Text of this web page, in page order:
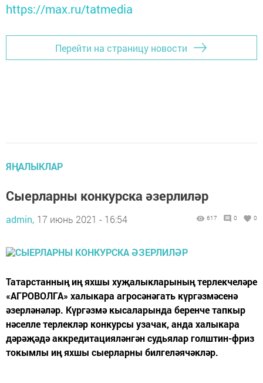
https://max.ru/tatmedia
Перейти на страницу новости
ЯҢАЛЫКЛАР
Сыерларны конкурска әзерлиләр
admin, 17 июнь 2021 - 16:54 617 0 0
Татарстанның иң яхшы хуҗалыкларының терлекчеләре
«АГРОВОЛГА» халыкара агросәнәгать күргәзмәсенә
әзерләнәләр. Күргәзмә кысаларында беренче тапкыр
нәселле терлекләр конкурсы узачак, анда халыкара
дәрәҗәдә аккредитацияләнгән судьялар голштин-фриз
токымлы иң яхшы сыерларны билгеләячәкләр.